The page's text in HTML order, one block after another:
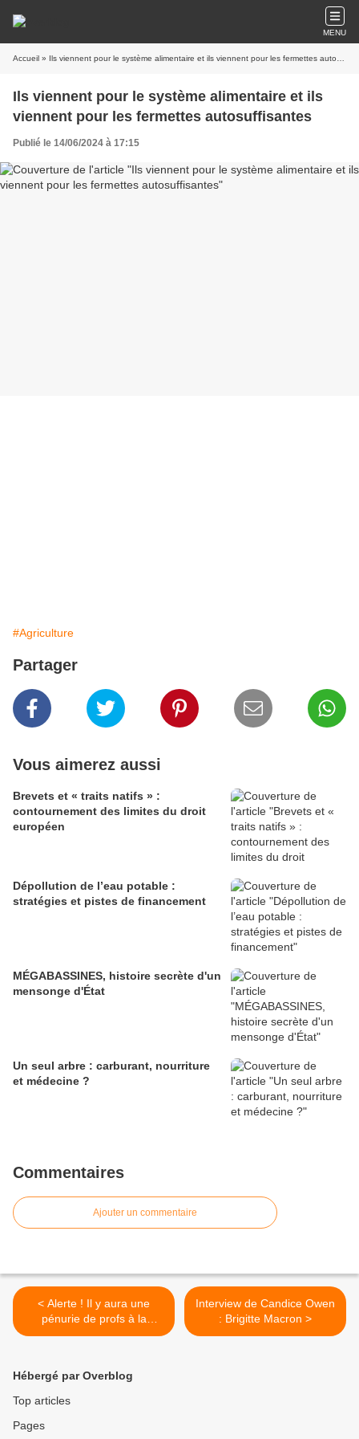
MENU
Accueil » Ils viennent pour le système alimentaire et ils viennent pour les fermettes autosuffisantes
Ils viennent pour le système alimentaire et ils
viennent pour les fermettes autosuffisantes
Publié le 14/06/2024 à 17:15
#Agriculture
Partager
Vous aimerez aussi
Brevets et « traits natifs » :
contournement des limites du droit
européen
Dépollution de l’eau potable :
stratégies et pistes de financement
MÉGABASSINES, histoire secrète d'un
mensonge d'État
Un seul arbre : carburant, nourriture
et médecine ?
Commentaires
Ajouter un commentaire
< Alerte ! Il y aura une
pénurie de profs à la
rentrée ! - Véronique
Interview de Candice Owen
: Brigitte Macron >
Hébergé par Overblog
Top articles
Pages